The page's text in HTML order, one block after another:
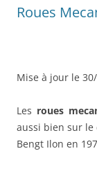
Roues
Mise à jour le
Les roues
aussi bien sur le
Bengt Ilon en